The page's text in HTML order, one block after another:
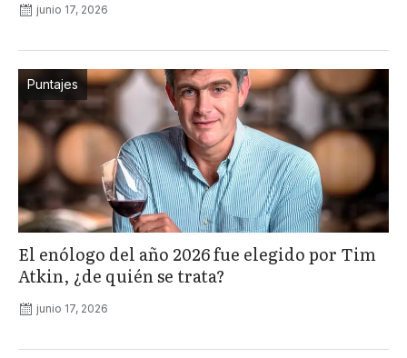
junio 17, 2026
Puntajes
El enólogo del año 2026 fue elegido por Tim
Atkin, ¿de quién se trata?
junio 17, 2026